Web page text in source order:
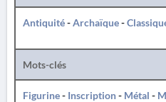
Antiquité-Archaïque-
Mots-clés
Figurine- Inscription- Métal -